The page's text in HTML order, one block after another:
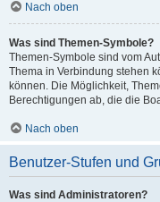
Nach oben
Was sind Themen-Symbole?
Themen-Symbole sind vom
Thema in Verbindung stehen
können. Die Möglichkeit,
Berechtigungen ab, die die
Nach oben
Benutzer-Stufen und
Was sind Administratoren?